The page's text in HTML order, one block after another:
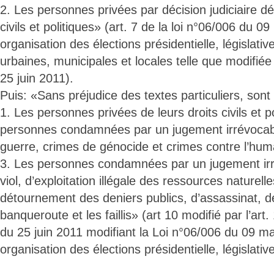
2. Les personnes privées par décision judiciaire
civils et politiques» (art. 7 de la loi n°06/006 du
organisation des élections présidentielle,
urbaines, municipales et locales telle que
25 juin 2011).
Puis: «Sans préjudice des textes particuliers, sont
1. Les personnes privées de leurs droits civils et
personnes condamnées par un jugement
guerre, crimes de génocide et crimes contre
3. Les personnes condamnées par un jugement
viol, d’exploitation illégale des ressources
détournement des deniers publics, d’assassinat,
banqueroute et les faillis» (art 10 modifié par
du 25 juin 2011 modifiant la Loi n°06/006 du 09
organisation des élections présidentielle,